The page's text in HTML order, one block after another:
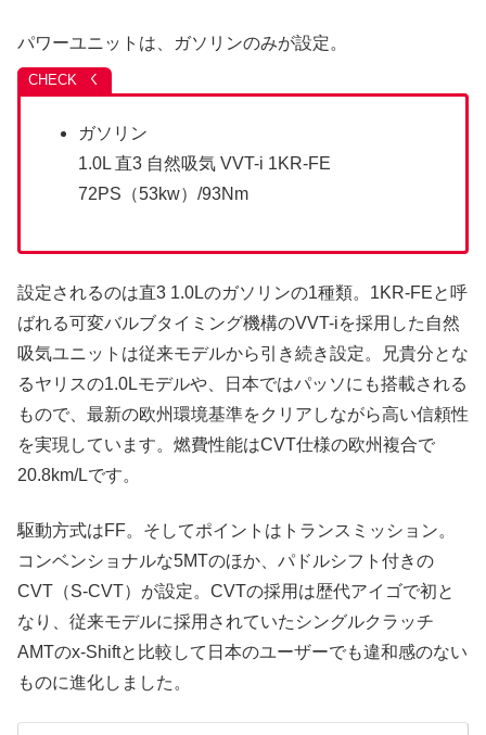
パワーユニットは、ガソリンのみが設定。
ガソリン
1.0L 直3 自然吸気 VVT-i 1KR-FE
72PS（53kw）/93Nm
設定されるのは直3 1.0Lのガソリンの1種類。1KR-FEと呼
ばれる可変バルブタイミング機構のVVT-iを採用した自然
吸気ユニットは従来モデルから引き続き設定。兄貴分とな
るヤリスの1.0Lモデルや、日本ではパッソにも搭載される
もので、最新の欧州環境基準をクリアしながら高い信頼性
を実現しています。燃費性能はCVT仕様の欧州複合で
20.8km/Lです。
駆動方式はFF。そしてポイントはトランスミッション。
コンベンショナルな5MTのほか、パドルシフト付きの
CVT（S-CVT）が設定。CVTの採用は歴代アイゴで初と
なり、従来モデルに採用されていたシングルクラッチ
AMTのx-Shiftと比較して日本のユーザーでも違和感のない
ものに進化しました。